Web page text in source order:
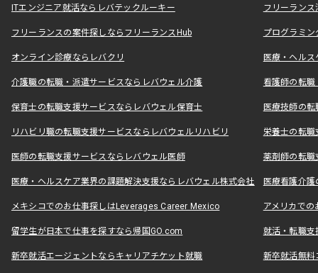
ITエンジニア就活ならレバテックルーキー フリーラン
フリーランスの案件探しならフリーランスHub プログラミ
オンライン診療ならレバクリ 医療・ヘル
介護職の転職・派遣サービスならレバウェル介護 看護師の転
保育士の転職支援サービスならレバウェル保育士 医療技師の
リハビリ職の転職支援サービスならレバウェルリハビリ 栄養士の転
医師の転職支援サービスならレバウェル医師 薬剤師の転
医療・ヘルスケア業界の課題解決支援ならレバウェル株式会社 医療看護介
メキシコでのお仕事探しはLeverages Career Mexico アメリカで
留学生が日本で仕事を探すなら帰国GO.com 就活・転職
新卒就活エージェントならキャリアチケット就職 新卒就活無料